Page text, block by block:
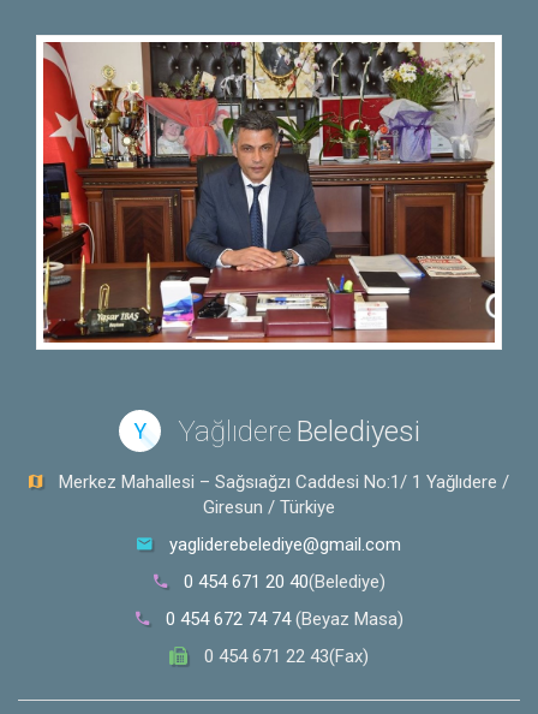
Y Yağlıdere Belediyesi
Merkez Mahallesi – Sağsıağzı Caddesi No:1/ 1 Yağlıdere /
Giresun / Türkiye
yagliderebelediye@gmail.com
0 454 671 20 40(Belediye)
0 454 672 74 74(Beyaz Masa)
0 454 671 22 43(Fax)